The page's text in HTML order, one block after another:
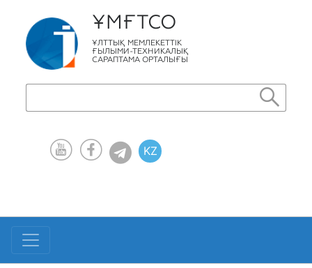
ҰМҒТСО
ҰЛТТЫҚ МЕМЛЕКЕТТІК
ҒЫЛЫМИ-ТЕХНИКАЛЫҚ
САРАПТАМА ОРТАЛЫҒЫ
KZ